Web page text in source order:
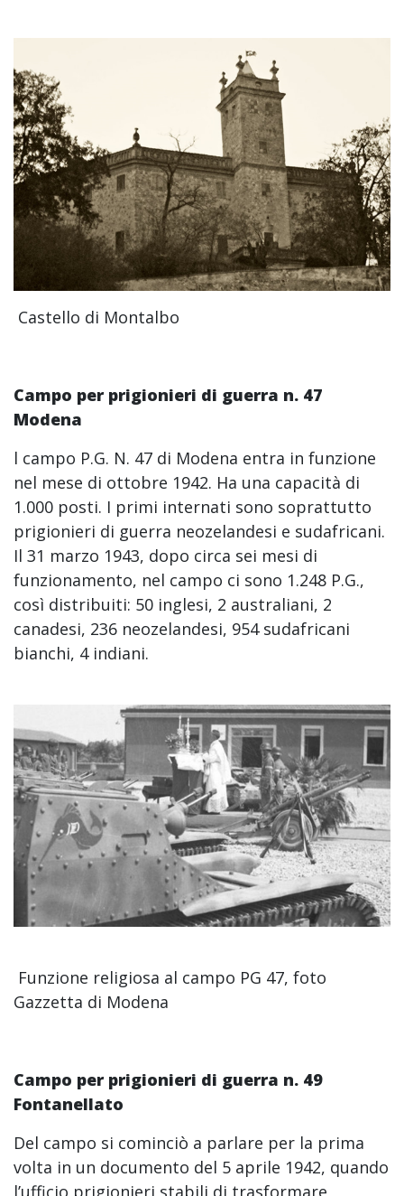
Castello di Montalbo
Campo per prigionieri di guerra n. 47
Modena
l campo P.G. N. 47 di Modena entra in funzione
nel mese di ottobre 1942. Ha una capacità di
1.000 posti. I primi internati sono soprattutto
prigionieri di guerra neozelandesi e sudafricani.
Il 31 marzo 1943, dopo circa sei mesi di
funzionamento, nel campo ci sono 1.248 P.G.,
così distribuiti: 50 inglesi, 2 australiani, 2
canadesi, 236 neozelandesi, 954 sudafricani
bianchi, 4 indiani.
Funzione religiosa al campo PG 47, foto
Gazzetta di Modena
Campo per prigionieri di guerra n. 49
Fontanellato
Del campo si cominciò a parlare per la prima
volta in un documento del 5 aprile 1942, quando